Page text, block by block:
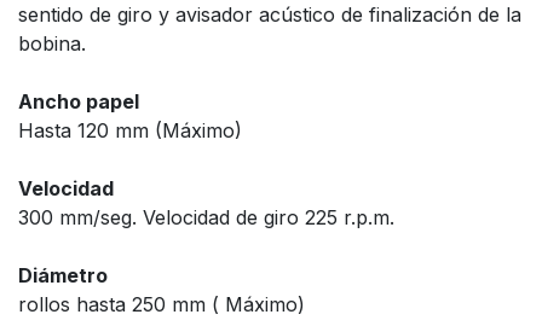
sentido de giro y avisador acústico de finalización de la
bobina.
Ancho papel
Hasta 120 mm (Máximo)
Velocidad
300 mm/seg. Velocidad de giro 225 r.p.m.
Diámetro
rollos hasta 250 mm ( Máximo)